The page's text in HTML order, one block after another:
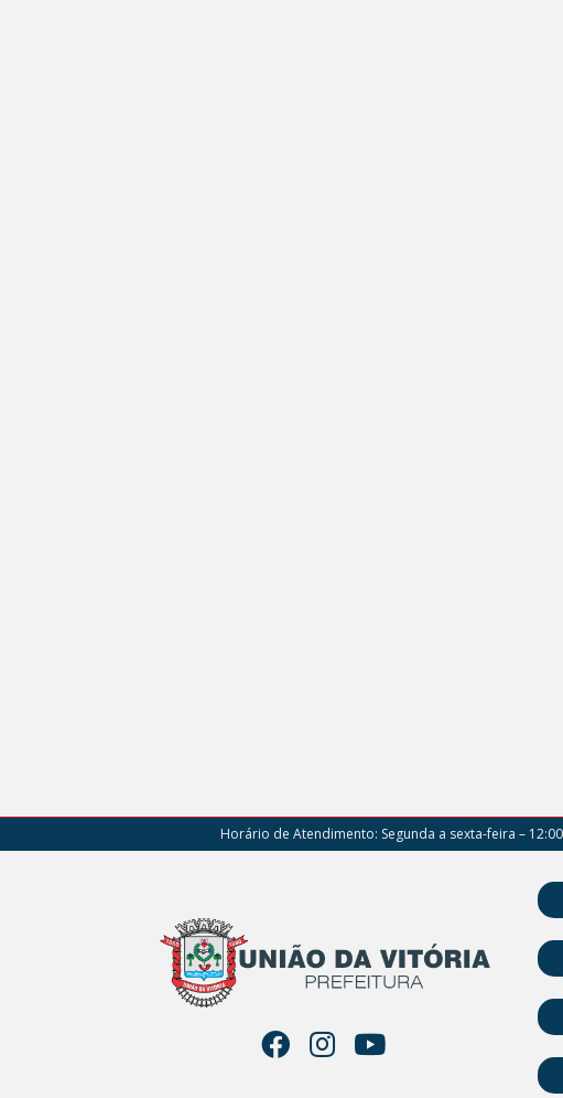
Horário de Atendimento: Segunda a sexta-feira –